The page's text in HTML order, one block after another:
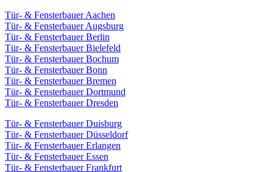
Tür- & Fensterbauer Aachen
Tür- & Fensterbauer Augsburg
Tür- & Fensterbauer Berlin
Tür- & Fensterbauer Bielefeld
Tür- & Fensterbauer Bochum
Tür- & Fensterbauer Bonn
Tür- & Fensterbauer Bremen
Tür- & Fensterbauer Dortmund
Tür- & Fensterbauer Dresden
Tür- & Fensterbauer Duisburg
Tür- & Fensterbauer Düsseldorf
Tür- & Fensterbauer Erlangen
Tür- & Fensterbauer Essen
Tür- & Fensterbauer Frankfurt